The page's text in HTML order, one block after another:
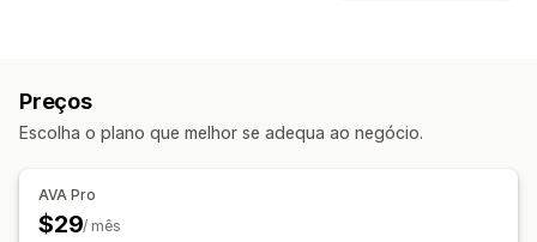
Automatização do fluxo de trabalho
Preços
Escolha o plano que melhor se adequa ao negócio.
AVA Pro
$29/ mês